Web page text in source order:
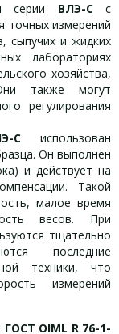
серии ВЛЭ-Сс
точных измерений
сыпучих и жидких
лабораториях
хозяйства,
также могут
регулирования
Сиспользован
Он выполнен
и действует на
Такой
малое время
весов. При
тщательно
последние
техники, что
измерений
ГОСТ OIML R 76-1-